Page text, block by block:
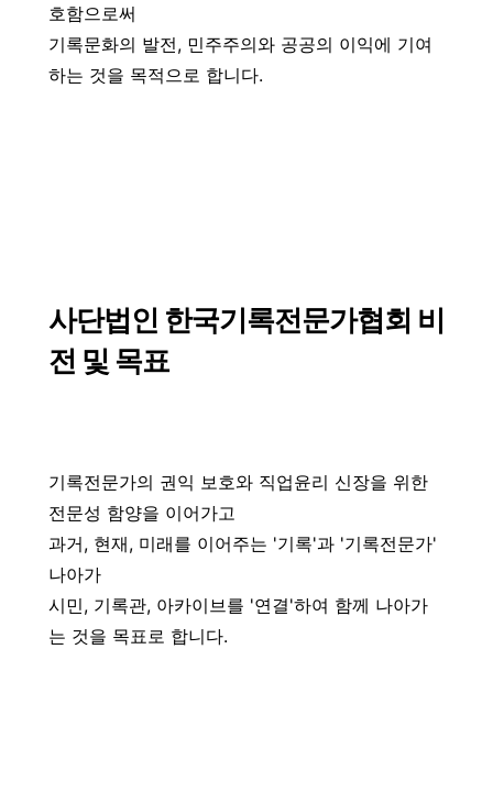
호함으로써
기록문화의 발전, 민주주의와 공공의 이익에 기여
하는 것을 목적으로 합니다.
사단법인 한국기록전문가협회 비
전 및 목표
기록전문가의 권익 보호와 직업윤리 신장을 위한
전문성 함양을 이어가고
과거, 현재, 미래를 이어주는 '기록'과 '기록전문가'
나아가
시민, 기록관, 아카이브를 '연결'하여 함께 나아가
는 것을 목표로 합니다.